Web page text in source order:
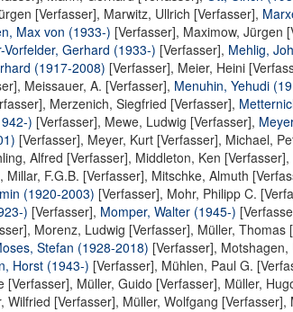
[Verfasser], Marwitz, Ullrich [Verfasser],
Max von (1933-) [Verfasser], Maximow, Jürgen
Vorfelder, Gerhard (1933-) [Verfasser], Mehlig,
(1917-2008) [Verfasser], Meier, Heini
, Meissauer, A. [Verfasser], Menuhin, Yehudi
, Merzenich, Siegfried [Verfasser],
) [Verfasser], Mewe, Ludwig [Verfasser],
[Verfasser], Meyer, Kurt [Verfasser], Michael,
Alfred [Verfasser], Middleton, Ken [Verfasser],
, Millar, F.G.B. [Verfasser], Mitschke, Almuth
(1920-2003) [Verfasser], Mohr, Philipp C.
) [Verfasser], Momper, Walter (1945-)
, Morenz, Ludwig [Verfasser], Müller, Thomas
Stefan (1928-2018) [Verfasser], Motshagen,
Horst (1943-) [Verfasser], Mühlen, Paul G.
[Verfasser], Müller, Guido [Verfasser], Müller,
Wilfried [Verfasser], Müller, Wolfgang [Verfasser],